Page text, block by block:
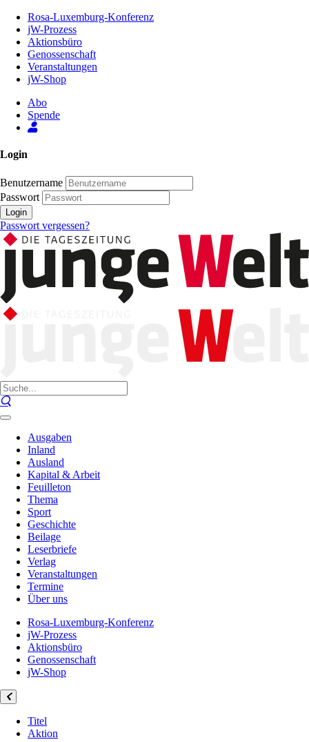
Inhalt
Seite
Rosa-Luxemburg-Konferenz
jW-Prozess
Aktionsbüro
Genossenschaft
Veranstaltungen
jW-Shop
Abo
Spende
Login
Benutzername
Passwort
Login
Passwort vergessen?
Ausgaben
Inland
Ausland
Kapital & Arbeit
Feuilleton
Thema
Sport
Geschichte
Beilage
Leserbriefe
Verlag
Veranstaltungen
Termine
Über uns
Rosa-Luxemburg-Konferenz
jW-Prozess
Aktionsbüro
Genossenschaft
jW-Shop
Titel
Aktion